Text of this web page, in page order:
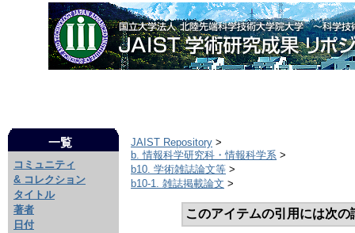
一覧
コミュニティ
& コレクション
タイトル
著者
日付
JAIST Repository >
b. 情報科学研究科・情報科学系 >
b10. 学術雑誌論文等 >
b10-1. 雑誌掲載論文 >
このアイテムの引用には次